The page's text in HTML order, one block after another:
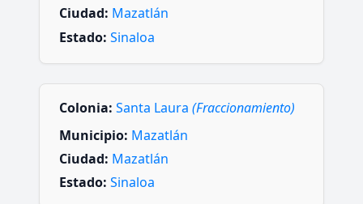
Ciudad: Mazatlán
Estado: Sinaloa
Colonia: Santa Laura (Fraccionamiento)
Municipio: Mazatlán
Ciudad: Mazatlán
Estado: Sinaloa